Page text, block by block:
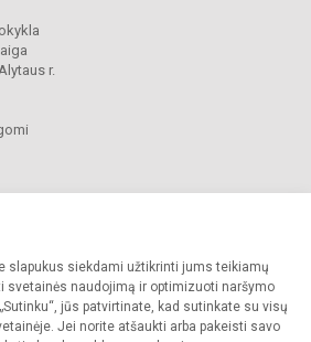
slapukus siekdami užtikrinti jums teikiamų
svetainės naudojimą ir optimizuoti naršymo
jūs patvirtinate, kad sutinkate su visų
Jei norite atšaukti arba pakeisti savo
r.
ir sporto mokykla. Visos teisės saugomos.
mokyklos sutikimo griežtai draudžiama.
paraiška Slapukų valdymas